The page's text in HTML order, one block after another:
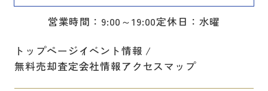
営業時間：9:00～19:00定休日：水曜
トップページイベント情報
無料売却査定会社情報アクセスマップ